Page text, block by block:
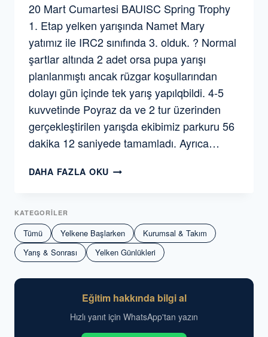
20 Mart Cumartesi BAUISC Spring Trophy
1. Etap yelken yarışında Namet Mary
yatımız ile IRC2 sınıfında 3. olduk. ? Normal
şartlar altında 2 adet orsa pupa yarışı
planlanmıştı ancak rüzgar koşullarından
dolayı gün içinde tek yarış yapılqbildi. 4-5
kuvvetinde Poyraz da ve 2 tur üzerinden
gerçekleştirilen yarışda ekibimiz parkuru 56
dakika 12 saniyede tamamladı. Ayrıca…
DAHA FAZLA OKU BAUISC
ETAP
YELKEN
YARIŞINDA
NAMET
MARY
ILE
OLDUK.
KATEGORİLER
Tümü Yelkene Başlarken
Kurumsal & Takım
Yarış & Sonrası
Yelken Günlükleri
Eğitim hakkında bilgi al
Hızlı yanıt için WhatsApp'tan yazın